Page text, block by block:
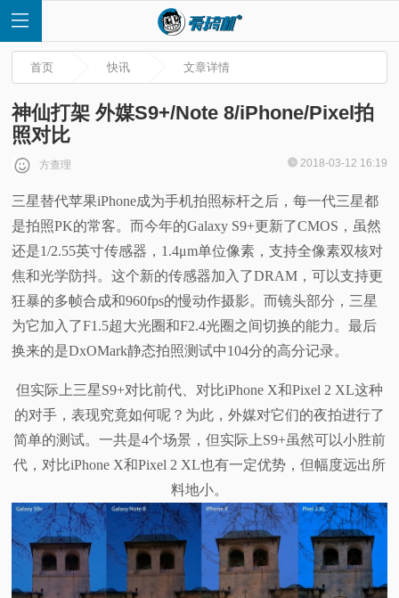
首
页
快
讯
测
频
科
普
首页 快讯 文章详情
神仙打架 外媒S9+/Note 8/iPhone/Pixel拍
照对比
方查理 2018-03-12 16:19
三星替代苹果iPhone成为手机拍照标杆之后，每一代三星都
是拍照PK的常客。而今年的Galaxy S9+更新了CMOS，虽然
还是1/2.55英寸传感器，1.4μm单位像素，支持全像素双核对
焦和光学防抖。这个新的传感器加入了DRAM，可以支持更
狂暴的多帧合成和960fps的慢动作摄影。而镜头部分，三星
为它加入了F1.5超大光圈和F2.4光圈之间切换的能力。最后
换来的是DxOMark静态拍照测试中104分的高分记录。
但实际上三星S9+对比前代、对比iPhone X和Pixel 2 XL这种
的对手，表现究竟如何呢？为此，外媒对它们的夜拍进行了
简单的测试。一共是4个场景，但实际上S9+虽然可以小胜前
代，对比iPhone X和Pixel 2 XL也有一定优势，但幅度远出所
料地小。